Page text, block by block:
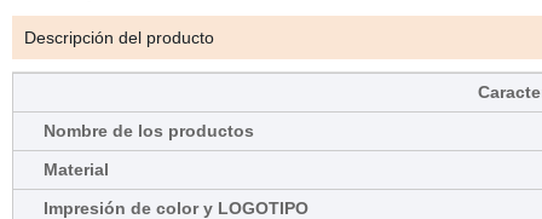
Descripción del producto
Nombre de los productos
Material
Impresión de color y LOGOTIPO